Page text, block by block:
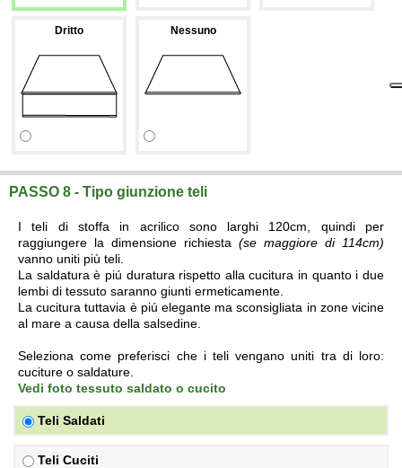
Dritto Nessuno
PASSO 8 - Tipo giunzione teli
I teli di stoffa in acrilico sono larghi 120cm, quindi per
raggiungere la dimensione richiesta (se maggiore di 114cm)
vanno uniti più teli.
La saldatura è piú duratura rispetto alla cucitura in quanto i due
lembi di tessuto saranno giunti ermeticamente.
La cucitura tuttavia è piú elegante ma sconsigliata in zone vicine
al mare a causa della salsedine.
Seleziona come preferisci che i teli vengano uniti tra di loro:
cuciture o saldature.
Vedi foto tessuto saldato o cucito
Teli Saldati
Teli Cuciti